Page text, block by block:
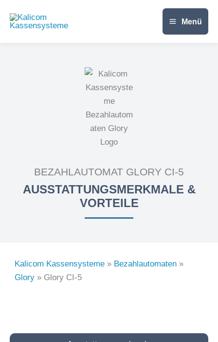
Inhalt
Menü
BEZAHLAUTOMAT GLORY CI-5
AUSSTATTUNGSMERKMALE &
VORTEILE
Kalicom Kassensysteme » Bezahlautomaten »
Glory » Glory CI-5